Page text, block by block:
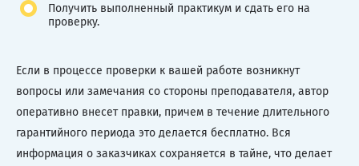
Получить выполненный практикум и сдать его на
проверку.
Если в процессе проверки к вашей работе возникнут
вопросы или замечания со стороны преподавателя, автор
оперативно внесет правки, причем в течение длительного
гарантийного периода это делается бесплатно. Вся
информация о заказчиках сохраняется в тайне, что делает